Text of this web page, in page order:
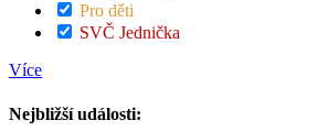
Pro děti
SVČ Jednička
Více
Nejbližší události: